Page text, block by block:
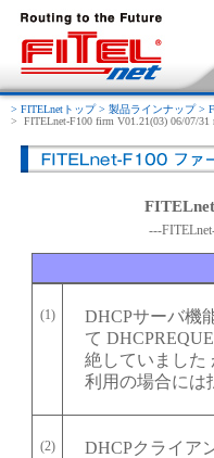
> FITELnetトップ > 製品ラインナップ >
>
FITELnet-F100 firm V01.21(03) 06/07/31
---
(1)
DHCPサーバ機
て
絶していました
利用の場合には
(2)
DHCPクライア